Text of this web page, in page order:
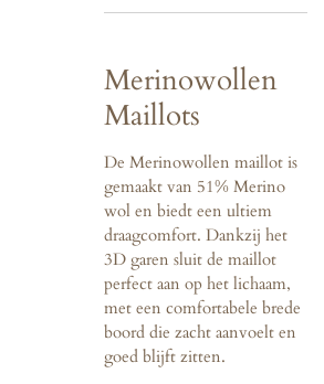
Merinowollen
Maillots
De Merinowollen maillot is
gemaakt van 51% Merino
wol en biedt een ultiem
draagcomfort. Dankzij het
3D garen sluit de maillot
perfect aan op het lichaam,
met een comfortabele brede
boord die zacht aanvoelt en
goed blijft zitten.